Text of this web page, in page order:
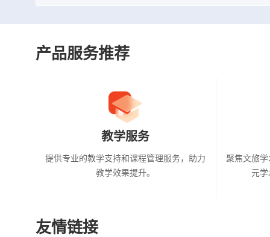
产品服务推荐
教学服务
提供专业的教学支持和课程管理服务，助力
教学效果提升。
聚焦文旅
元学
友情链接